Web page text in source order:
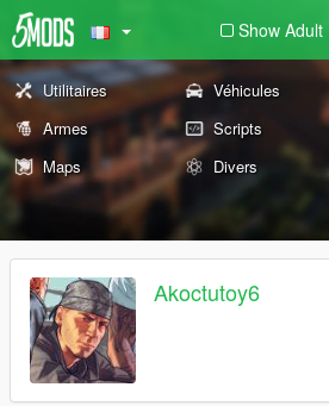
Show Adult
Utilitaires Véhicules
Armes
Scripts
Maps
Divers
Akoctutoy6